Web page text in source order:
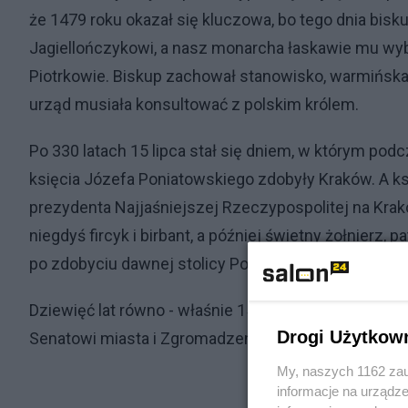
że 1479 roku okazał się kluczowa, bo tego dnia
Jagiellończykowi, a nasz monarcha łaskawie mu
Piotrkowie. Biskup zachował stanowisko,
urząd musiała konsultować z polskim królem.
Po 330 latach 15 lipca stał się dniem, w którym
księcia Józefa Poniatowskiego zdobyły Kraków. A
prezydenta Najjaśniejszej Rzeczypospolitej na
niegdyś fircyk i birbant, a później świetny żołnierz,
po zdobyciu dawnej stolicy Polski zginie w nurtach
Dziewięć lat równo - właśnie 15 lipca - po
Senatowi miasta i Zgromadzeniu Reprezentantów
Drogi
My, naszych 1162
informacje na